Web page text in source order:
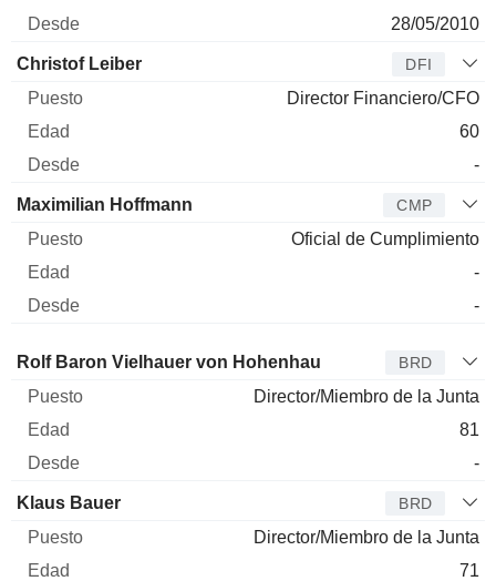
28/05/2010
Christof Leiber DFI
Director Financiero/CFO
60
-
Maximilian Hoffmann CMP
Oficial de Cumplimiento
-
-
Administrador Puesto Edad Desde
Rolf Baron Vielhauer von Hohenhau BRD
Director/Miembro de la Junta
81
-
Klaus Bauer BRD
Director/Miembro de la Junta
71